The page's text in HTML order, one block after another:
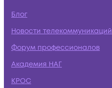
Блог
Новости телекоммуникаций
Форум профессионалов
Академия НАГ
КРОС